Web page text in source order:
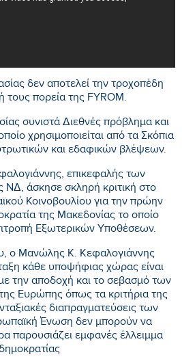
δεν αποτελεί την τροχοπέδη
τους πορεία της FYROM.
συνιστά Διεθνές πρόβλημα και
χρησιμοποιείται από τα Σκόπια
και εδαφικών βλέψεων.
επικεφαλής των
άσκησε σκληρή κριτική στο
Κοινοβουλίου για την πρώην
της Μακεδονίας το οποίο
Εξωτερικών Υποθέσεων.
ο Μανώλης Κ. Κεφαλογιάννης
κάθε υποψήφιας χώρας είναι
την αποδοχή και το σεβασμό των
Ευρώπης όπως τα κριτήρια της
διαπραγματεύσεις των
Ένωση δεν μπορούν να
παρουσιάζει εμφανές έλλειμμα